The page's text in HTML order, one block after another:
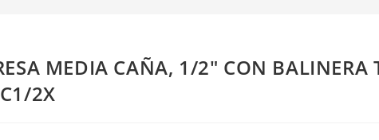
MEDIA CAÑA, 1/2″ CON BALINERA
2X